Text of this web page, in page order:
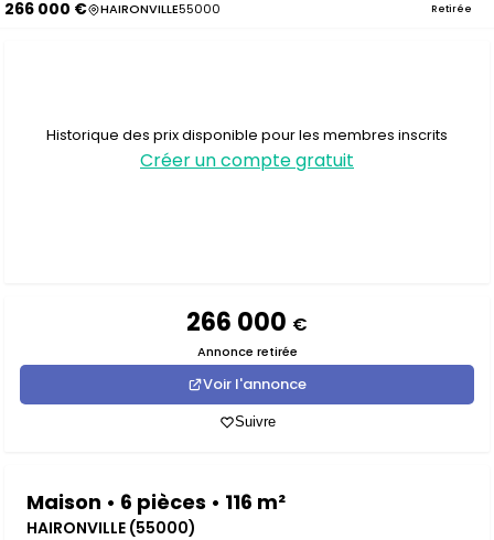
266 000 € HAIRONVILLE55000 Retirée
Historique des prix disponible pour les membres inscrits
Créer un compte gratuit
266 000 €
Annonce retirée
Voir l'annonce
Suivre
Maison • 6 pièces • 116 m²
HAIRONVILLE (55000)